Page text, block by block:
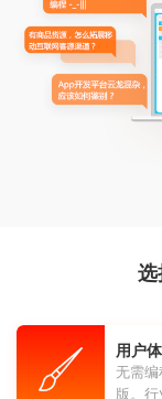
选
用户
无需
版。